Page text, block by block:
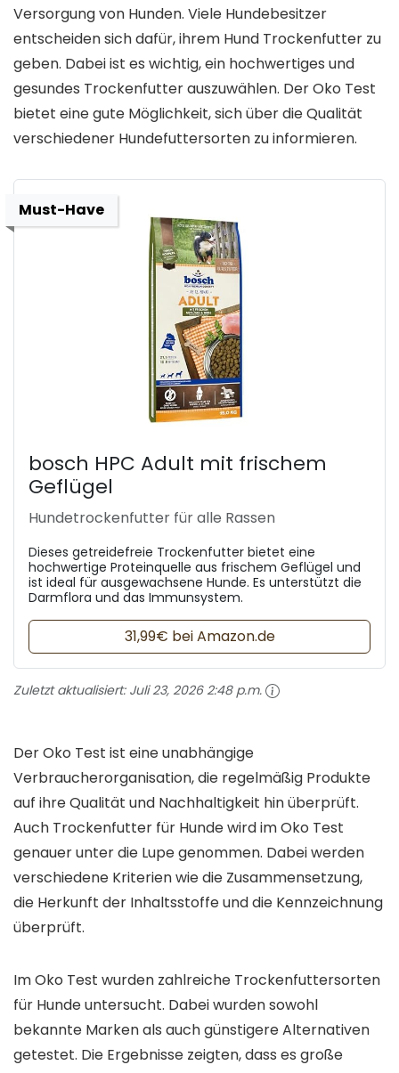
Versorgung von Hunden. Viele Hundebesitzer
entscheiden sich dafür, ihrem Hund Trockenfutter zu
geben. Dabei ist es wichtig, ein hochwertiges und
gesundes Trockenfutter auszuwählen. Der Oko Test
bietet eine gute Möglichkeit, sich über die Qualität
verschiedener Hundefuttersorten zu informieren.
Must-Have
bosch HPC Adult mit frischem
Geflügel
Hundetrockenfutter für alle Rassen
Dieses getreidefreie Trockenfutter bietet eine
hochwertige Proteinquelle aus frischem Geflügel und
ist ideal für ausgewachsene Hunde. Es unterstützt die
Darmflora und das Immunsystem.
31,99€ bei Amazon.de
Zuletzt aktualisiert: Juli 23, 2026 2:48 p.m.
Der Oko Test ist eine unabhängige
Verbraucherorganisation, die regelmäßig Produkte
auf ihre Qualität und Nachhaltigkeit hin überprüft.
Auch Trockenfutter für Hunde wird im Oko Test
genauer unter die Lupe genommen. Dabei werden
verschiedene Kriterien wie die Zusammensetzung,
die Herkunft der Inhaltsstoffe und die Kennzeichnung
überprüft.
Im Oko Test wurden zahlreiche Trockenfuttersorten
für Hunde untersucht. Dabei wurden sowohl
bekannte Marken als auch günstigere Alternativen
getestet. Die Ergebnisse zeigten, dass es große